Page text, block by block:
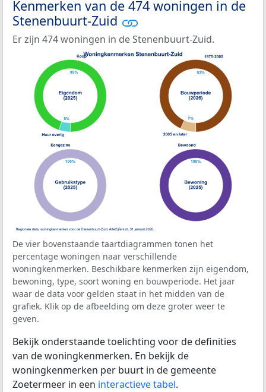
Kenmerken van de 474 woningen in de
Stenenbuurt-Zuid
Er zijn 474 woningen in de Stenenbuurt-Zuid.
De vier bovenstaande taartdiagrammen tonen het
percentage woningen naar verschillende
woningkenmerken. Beschikbare kenmerken zijn eigendom,
bewoning, type, soort woning en bouwperiode. Het jaar
waar de data voor gelden staat in het midden van de
grafiek. Klik op de afbeelding om deze groter weer te
geven.
Bekijk onderstaande toelichting voor de definities
van de woningkenmerken. En bekijk de
woningkenmerken per buurt in de gemeente
Zoetermeer in een interactieve tabel.